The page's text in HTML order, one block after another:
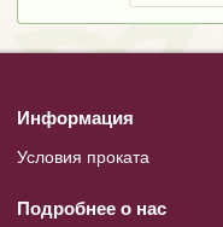
Информация
Условия проката
Подробнее о нас